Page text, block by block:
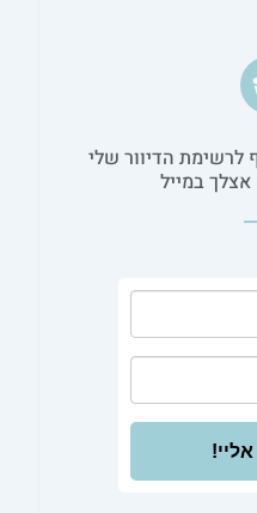
לרשימת הדיוור שלי
אצלך במייל​